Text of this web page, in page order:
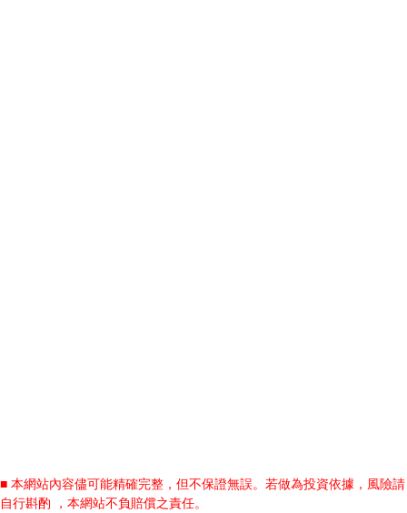
■ 本網站內容儘可能精確完整，但不保證無誤。若做為投資依據，風險請
自行斟酌 ，本網站不負賠償之責任。